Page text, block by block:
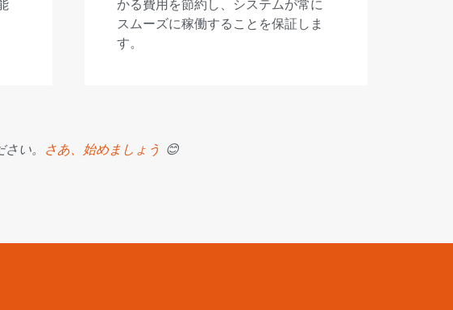
かる費用を節約し、システムが常に
スムーズに稼働することを保証しま
す。
い。 さあ、始めましょう 😊